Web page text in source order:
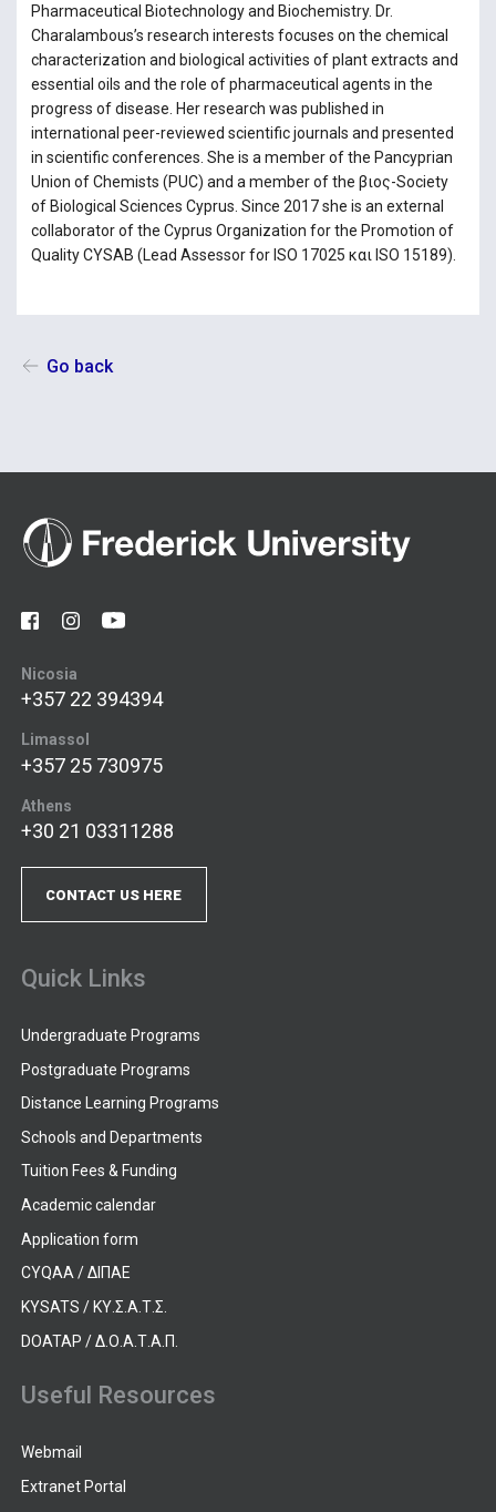
Pharmaceutical Biotechnology and Biochemistry. Dr.
Charalambous’s research interests focuses on the chemical
characterization and biological activities of plant extracts and
essential oils and the role of pharmaceutical agents in the
progress of disease. Her research was published in
international peer-reviewed scientific journals and presented
in scientific conferences. She is a member of the Pancyprian
Union of Chemists (PUC) and a member of the βιος-Society
of Biological Sciences Cyprus. Since 2017 she is an external
collaborator of the Cyprus Organization for the Promotion of
Quality CYSAB (Lead Assessor for ISO 17025 και ISO 15189).
Go back
Nicosia
+357 22 394394
Limassol
+357 25 730975
Athens
+30 21 03311288
CONTACT US HERE
Quick Links
Undergraduate Programs
Postgraduate Programs
Distance Learning Programs
Schools and Departments
Tuition Fees & Funding
Academic calendar
Application form
CYQAA / ΔΙΠΑΕ
KYSATS / ΚΥ.Σ.Α.Τ.Σ.
DOATAP / Δ.Ο.Α.Τ.Α.Π.
Useful Resources
Webmail
Extranet Portal